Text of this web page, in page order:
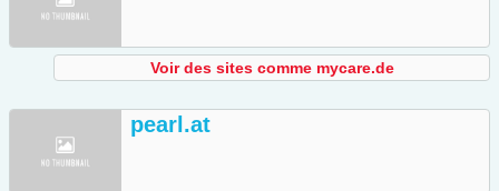
Voir des sites comme mycare.de
pearl.at